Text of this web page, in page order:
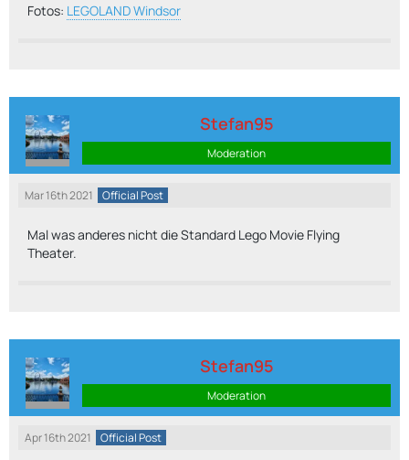
Fotos: LEGOLAND Windsor
Stefan95
Moderation
Mar 16th 2021 Official Post
Mal was anderes nicht die Standard Lego Movie Flying
Theater.
Stefan95
Moderation
Apr 16th 2021 Official Post